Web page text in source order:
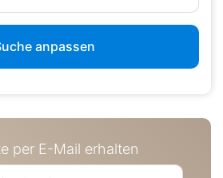
anpassen
per E-Mail erhalten